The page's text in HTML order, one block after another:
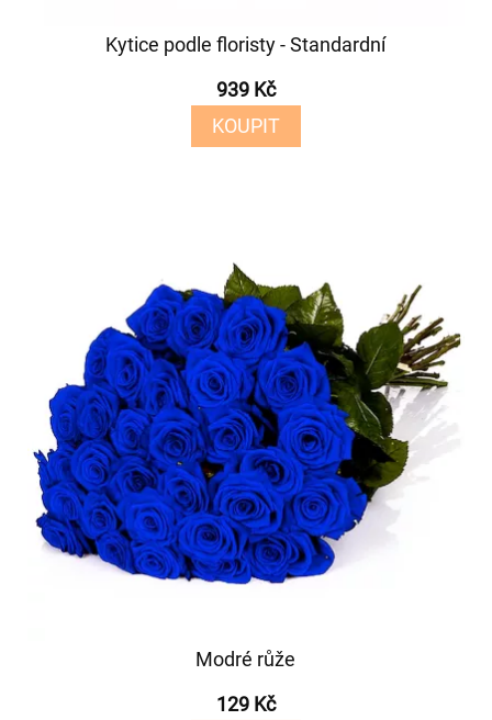
Kytice podle floristy - Standardní
939 Kč
KOUPIT
Modré růže
129 Kč